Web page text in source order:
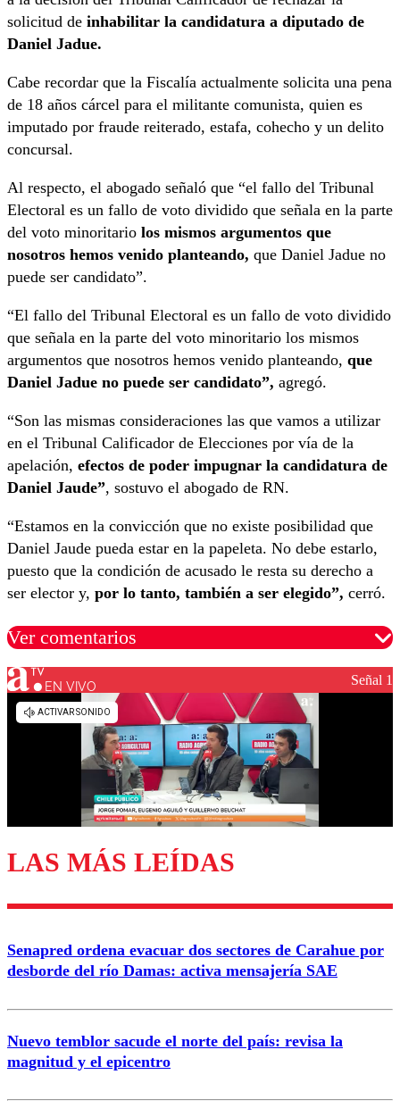
solicitud de inhabilitar la candidatura a diputado de
Daniel Jadue.
Cabe recordar que la Fiscalía actualmente solicita una pena
de 18 años cárcel para el militante comunista, quien es
imputado por fraude reiterado, estafa, cohecho y un delito
concursal.
Al respecto, el abogado señaló que “el fallo del Tribunal
Electoral es un fallo de voto dividido que señala en la parte
del voto minoritario los mismos argumentos que
nosotros hemos venido planteando, que Daniel Jadue no
puede ser candidato”.
“El fallo del Tribunal Electoral es un fallo de voto dividido
que señala en la parte del voto minoritario los mismos
argumentos que nosotros hemos venido planteando, que
Daniel Jadue no puede ser candidato”, agregó.
“Son las mismas consideraciones las que vamos a utilizar
en el Tribunal Calificador de Elecciones por vía de la
apelación, efectos de poder impugnar la candidatura de
Daniel Jaude”, sostuvo el abogado de RN.
“Estamos en la convicción que no existe posibilidad que
Daniel Jaude pueda estar en la papeleta. No debe estarlo,
puesto que la condición de acusado le resta su derecho a
ser elector y, por lo tanto, también a ser elegido”, cerró.
Ver comentarios
Los comentarios son moderados para garantizar un
diálogo respetuoso.
Enviar comentario
EN VIVO Señal 1
LAS MÁS LEÍDAS
Senapred ordena evacuar dos sectores de Carahue por
desborde del río Damas: activa mensajería SAE
Nuevo temblor sacude el norte del país: revisa la
magnitud y el epicentro